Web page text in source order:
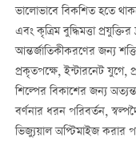
ভালোভাবে বিকশিত হতে
এবং কৃত্রিম বুদ্ধিমত্তা
আন্তর্জাতিকীকরণের জন্য
প্রকৃতপক্ষে, ইন্টারনেট যুগে,
শিল্পের বিকাশের জন্য
বর্ণনার ধরন পরিবর্তন,
ভিজ্যুয়াল অপ্টিমাইজ করার